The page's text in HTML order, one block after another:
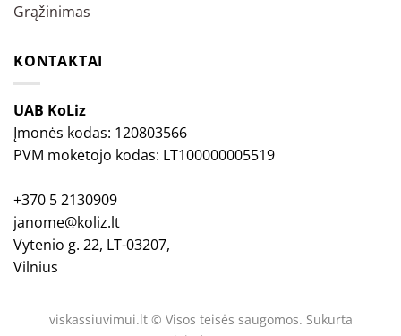
Grąžinimas
KONTAKTAI
UAB KoLiz
Įmonės kodas: 120803566
PVM mokėtojo kodas: LT100000005519
+370 5 2130909
janome@koliz.lt
Vytenio g. 22, LT-03207,
Vilnius
viskassiuvimui.lt © Visos teisės saugomos. Sukurta